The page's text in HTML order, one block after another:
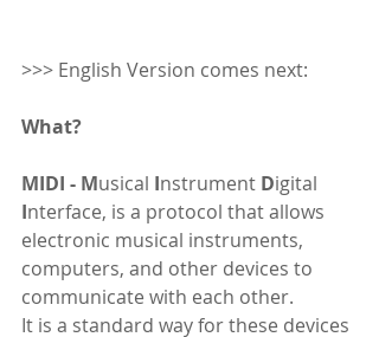
>>> English Version comes next:
What?
MIDI - Musical Instrument Digital
Interface, is a protocol that allows
electronic musical instruments,
computers, and other devices to
communicate with each other.
It is a standard way for these devices